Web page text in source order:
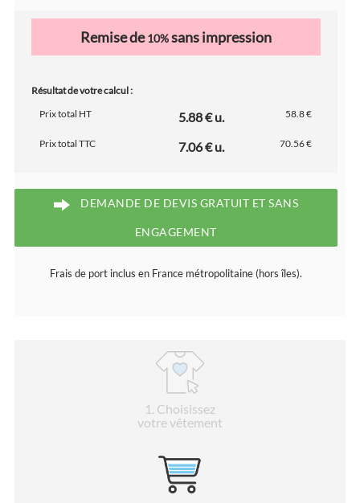
Remise de10%sans impression
Résultat de votre calcul :
Prix total HT
5.88 € u. 58.8 €
Prix total TTC 7.06 € u. 70.56 €
DEMANDE DE DEVIS GRATUIT ET SANS
ENGAGEMENT
Frais de port inclus en France métropolitaine (hors îles).
1 . Choisissez
votre vêtement